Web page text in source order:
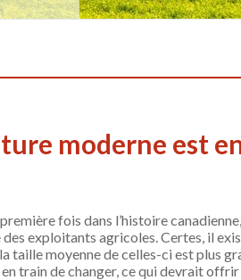
moderne est
fois dans l’histoire
exploitants agricoles. Certes, il
taille moyenne de celles-ci est plus
train de changer, ce qui devrait